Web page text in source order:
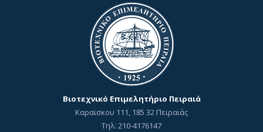
Βιοτεχνικό Επιμελητήριο Πειραιά
Καραϊσκου 111, 185 32 Πειραιάς
Τηλ: 210-4176147